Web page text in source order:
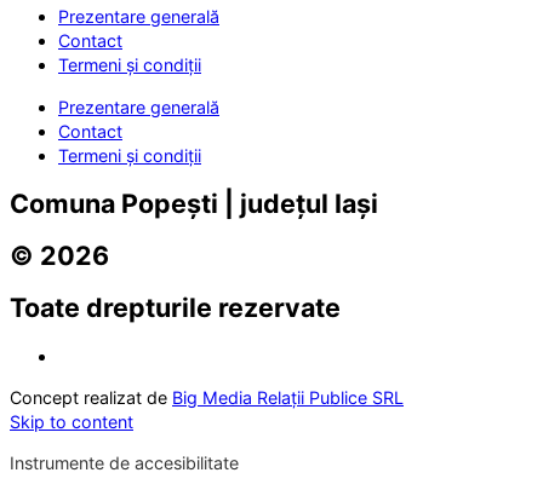
Prezentare generală
Contact
Termeni și condiții
Prezentare generală
Contact
Termeni și condiții
Comuna Popești | județul Iași
© 2026
Toate drepturile rezervate
Concept realizat de Big Media Relații Publice SRL
Skip to content
Instrumente de accesibilitate